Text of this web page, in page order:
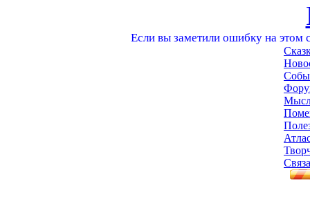
Если вы заметили ошибку на этом